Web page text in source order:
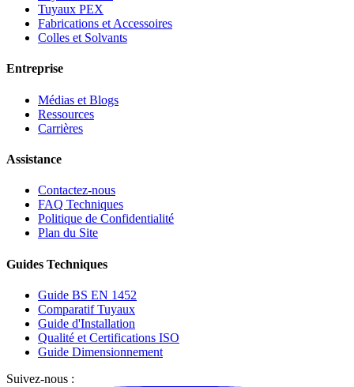
Tuyaux PEX
Fabrications et Accessoires
Colles et Solvants
Entreprise
Médias et Blogs
Ressources
Carrières
Assistance
Contactez-nous
FAQ Techniques
Politique de Confidentialité
Plan du Site
Guides Techniques
Guide BS EN 1452
Comparatif Tuyaux
Guide d'Installation
Qualité et Certifications ISO
Guide Dimensionnement
Suivez-nous :